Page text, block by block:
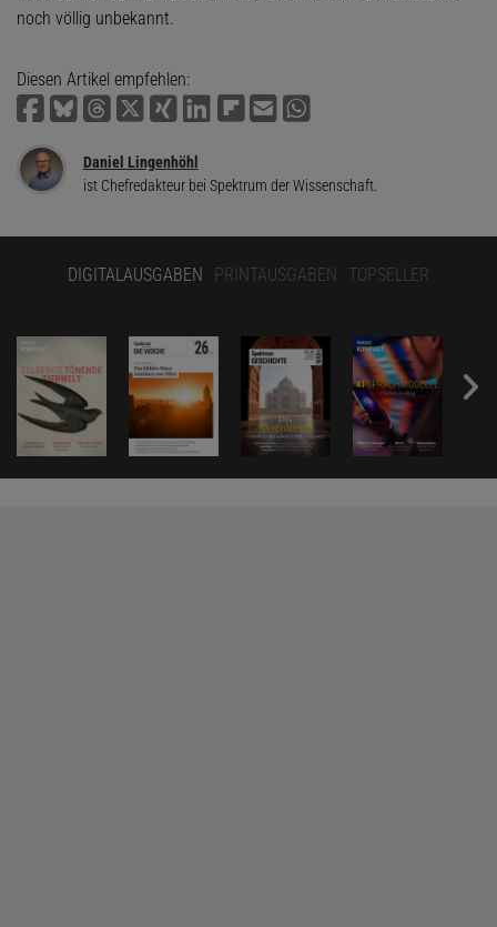
noch völlig unbekannt.
Diesen Artikel empfehlen:
Daniel Lingenhöhl
ist Chefredakteur bei Spektrum der Wissenschaft.
DIGITALAUSGABEN PRINTAUSGABEN TOPSELLER